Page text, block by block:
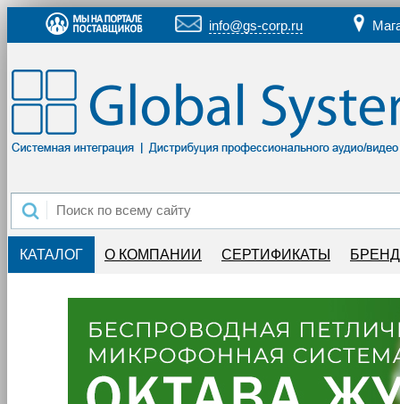
info@gs-corp.ru
КАТАЛОГ О КОМПАНИИ СЕРТИФИКАТЫ